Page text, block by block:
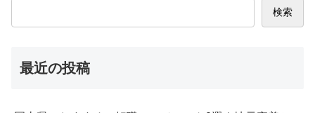
検索
最近の投稿